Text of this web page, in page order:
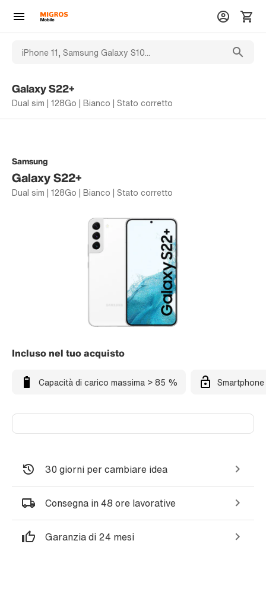
Galaxy S22+
Dual sim | 128Go | Bianco | Stato corretto
Samsung
Galaxy S22+
Dual sim | 128Go | Bianco | Stato corretto
Incluso nel tuo acquisto
Capacità di carico massima > 85 %
30 giorni per cambiare idea
Consegna in 48 ore lavorative
Garanzia di 24 mesi